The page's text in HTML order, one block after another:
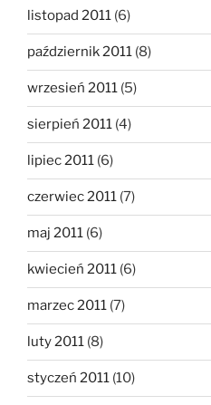
listopad 2011 (6)
październik 2011 (8)
wrzesień 2011 (5)
sierpień 2011 (4)
lipiec 2011 (6)
czerwiec 2011 (7)
maj 2011 (6)
kwiecień 2011 (6)
marzec 2011 (7)
luty 2011 (8)
styczeń 2011 (10)